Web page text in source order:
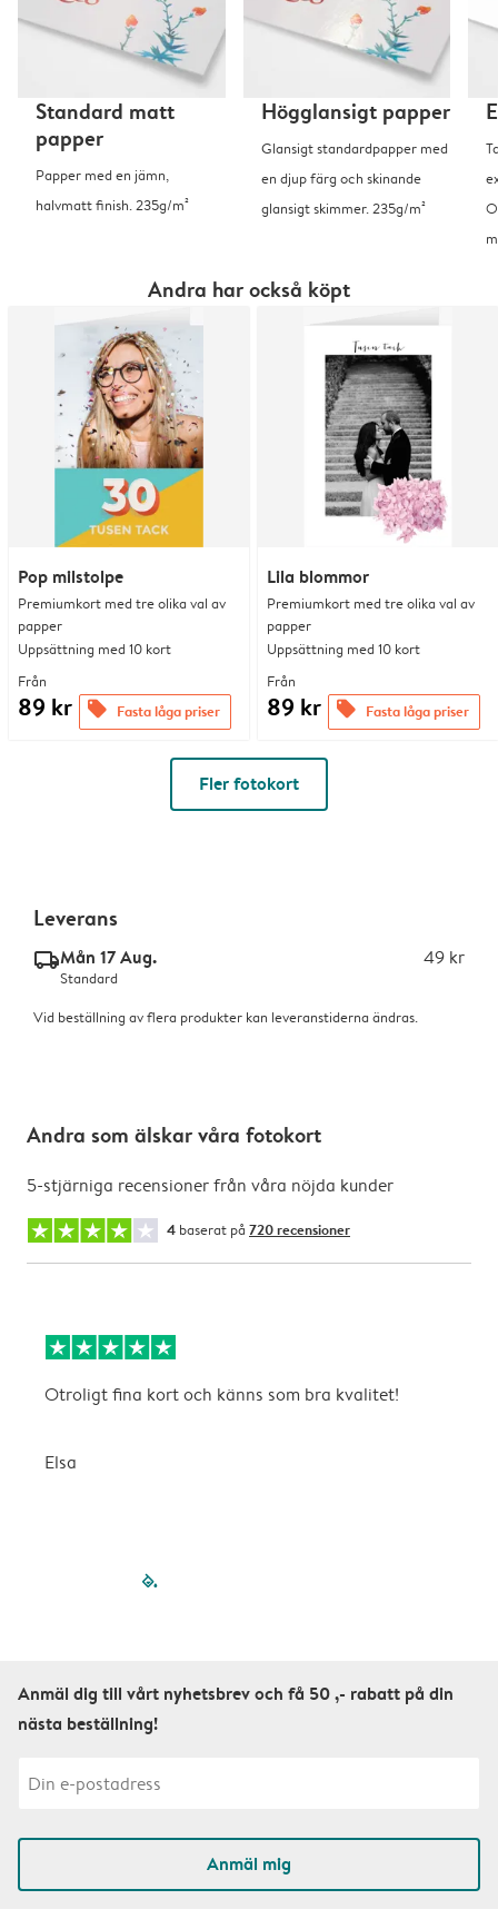
Standard matt
papper
Papper med en jämn,
halvmatt finish. 235g/m²
Högglansigt papper
Glansigt standardpapper med
en djup färg och skinande
glansigt skimmer. 235g/m²
Andra har också köpt
Pop milstolpe
Premiumkort med tre olika val av
papper
Uppsättning med 10 kort
Från
89 kr offers Fasta låga priser
Lila blommor
Premiumkort med tre olika val av
papper
Uppsättning med 10 kort
Från
89 kr offers Fasta låga priser
Fler fotokort
Leverans
delivery_standard_v2Mån 17 Aug. 49 kr
Standard
Vid beställning av flera produkter kan leveranstiderna ändras.
Andra som älskar våra fotokort
5-stjärniga recensioner från våra nöjda kunder
4 baserat på 720 recensioner
Otroligt fina kort och känns som bra kvalitet!
Elsa
filled-pagination
Anmäl dig till vårt nyhetsbrev och få 50 ,- rabatt på din
nästa beställning!
Anmäl mig